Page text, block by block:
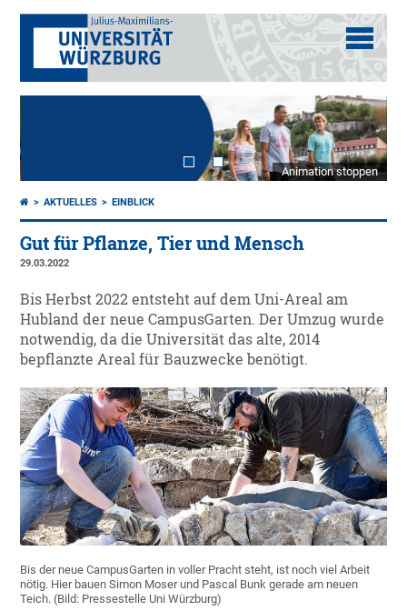
Animation stoppen
AKTUELLES EINBLICK
Gut für Pflanze, Tier und Mensch
29.03.2022
Bis Herbst 2022 entsteht auf dem Uni-Areal am
Hubland der neue CampusGarten. Der Umzug wurde
notwendig, da die Universität das alte, 2014
bepflanzte Areal für Bauzwecke benötigt.
Bis der neue CampusGarten in voller Pracht steht, ist noch viel Arbeit
nötig. Hier bauen Simon Moser und Pascal Bunk gerade am neuen
Teich. (Bild: Pressestelle Uni Würzburg)